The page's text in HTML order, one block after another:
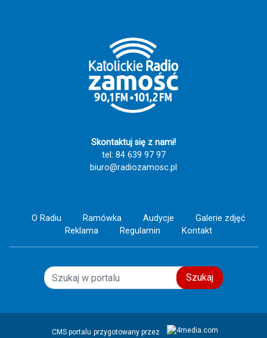
Skontaktuj się z nami!
tel: 84 639 97 97
biuro@radiozamosc.pl
O Radiu Ramówka Audycje
Galerie zdjęć
Reklama
Regulamin Kontakt
Szukaj
CMS portalu przygotowany przez